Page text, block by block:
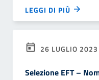
LEGGI DI PIÙ
26 LUGLIO 2023
Selezione EFT –